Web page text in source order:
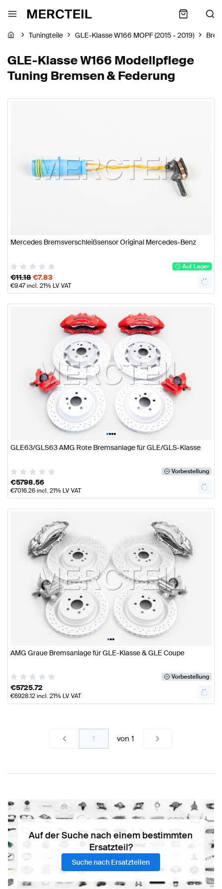
Tuningteile GLE-Klasse W166 MOPF (2015 - 2019)
GLE-Klasse W166 Modellpflege
Tuning Bremsen & Federung
Mercedes Bremsverschleißsensor Original Mercedes-Benz
Auf Lager
€11.18€7.83
€9.47incl. 21% LV VAT
••••
GLE63/GLS63 AMG Rote Bremsanlage für GLE/GLS-Klasse
Vorbestellung
€5798.56
€7016.26incl. 21% LV VAT
•••
AMG Graue Bremsanlage für GLE-Klasse & GLE Coupe
Vorbestellung
€5725.72
€6928.12incl. 21% LV VAT
von1
Auf der Suche nach einem bestimmten
Ersatzteil?
Suche nach Ersatzteilen